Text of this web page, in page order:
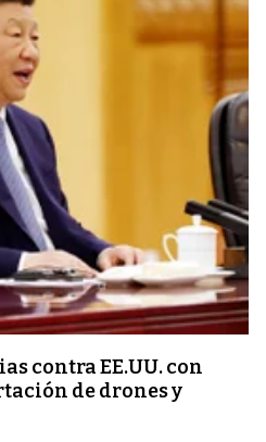
contra EE.UU. con
de drones y